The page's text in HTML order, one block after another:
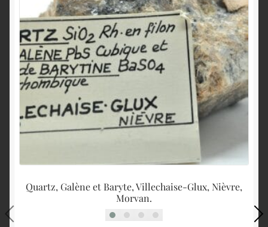
Quartz, Galène et Baryte, Villechaise-Glux, Nièvre,
Morvan.